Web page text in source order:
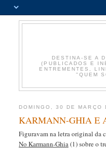
DESTINA-SE A
(PUBLICADOS E
ENTREMENTES,
"QUEM
DOMINGO, 30 DE MARÇO
KARMANN-GHIA E
Figuravam na letra original da
No Karmann-Ghia(1) sobre o